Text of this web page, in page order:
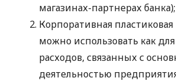
магазинах-партнерах банка);
Корпоративная
можно использовать как
расходов, связанных с
деятельностью